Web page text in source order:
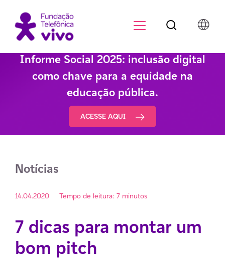
Informe Social 2025: inclusão digital
como chave para a equidade na
educação pública.
ACESSE AQUI
Notícias
14.04.2020 Tempo de leitura: 7 minutos
7 dicas para montar um
bom pitch
Botão de